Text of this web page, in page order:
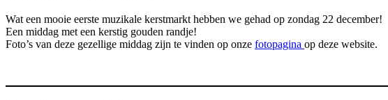
Wat een mooie eerste muzikale kerstmarkt hebben we gehad op zondag 22 december!
Een middag met een kerstig gouden randje!
Foto’s van deze gezellige middag zijn te vinden op onze fotopagina op deze website.